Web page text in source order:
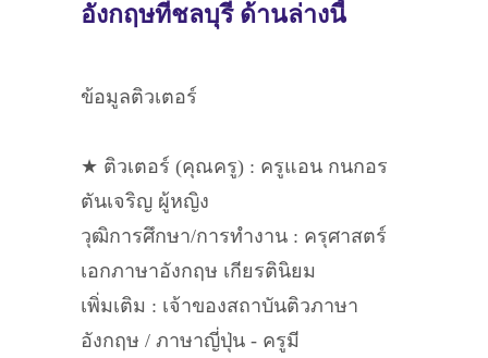
อังกฤษที่ชลบุรี ด้านล่างนี้
ข้อมูลติวเตอร์
★ ติวเตอร์ (คุณครู) : ครูแอน กนกอร
ตันเจริญ ผู้หญิง
วุฒิการศึกษา/การทำงาน : ครุศาสตร์
เอกภาษาอังกฤษ เกียรตินิยม
เพิ่มเติม : เจ้าของสถาบันติวภาษา
อังกฤษ / ภาษาญี่ปุ่น - ครูมี